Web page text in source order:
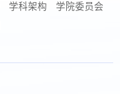
学科架构
学院委员会